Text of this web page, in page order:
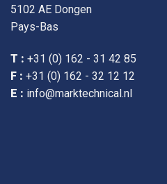
5102 AE Dongen
Pays-Bas
T : +31 (0) 162 - 31 42 85
F : +31 (0) 162 - 32 12 12
E : info@marktechnical.nl